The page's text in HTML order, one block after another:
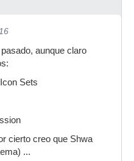
aunque claro
Sets
cierto creo que Shwa
...